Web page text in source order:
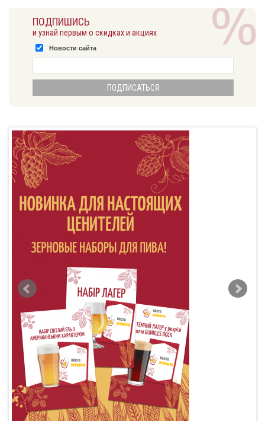
ПОДПИШИСЬ
и узнай первым о скидках и акциях
Новости сайта